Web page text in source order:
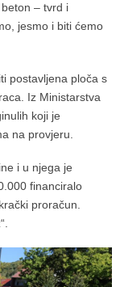
– tvrd i
jesmo i biti ćemo
postavljena ploča s
Iz Ministarstva
koji je
na provjeru.
i u njega je
financiralo
proračun.